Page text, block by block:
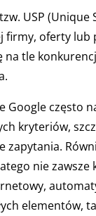
USP (Unique
firmy, oferty
tle
Google często
kryteriów,
zapytania.
nie
elementów,